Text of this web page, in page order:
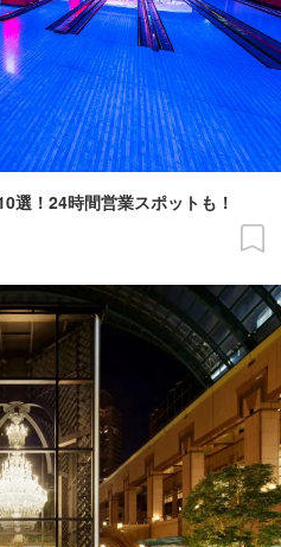
選！24時間営業スポットも！